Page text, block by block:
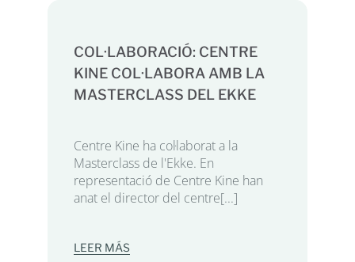
COL·LABORACIÓ: CENTRE
KINE COL·LABORA AMB LA
MASTERCLASS DEL EKKE
Centre Kine ha col·laborat a la
Masterclass de l'Ekke. En
representació de Centre Kine han
anat el director del centre[...]
LEER MÁS